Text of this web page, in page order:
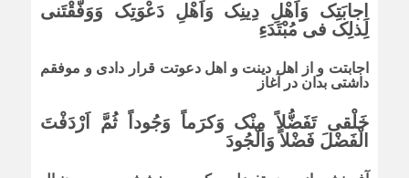
اِجابَتِک وَاَهْلِ دِینِک وَاَهْلِ دَعْوَتِک وَوَفَّقْتَنى
لِذلِک فى مُبْتَدَءِ
اجابتت و از اهل دینت و اهل دعوتت قرار دادى و موفقم
داشتى بدان در آغاز
خَلْقى تَفَضُّلاً مِنْک وَکرَماً وَجُوداً ثُمَّ اَرْدَفْتَ
الْفَضْلَ فَضْلاً وَالْجُودَ